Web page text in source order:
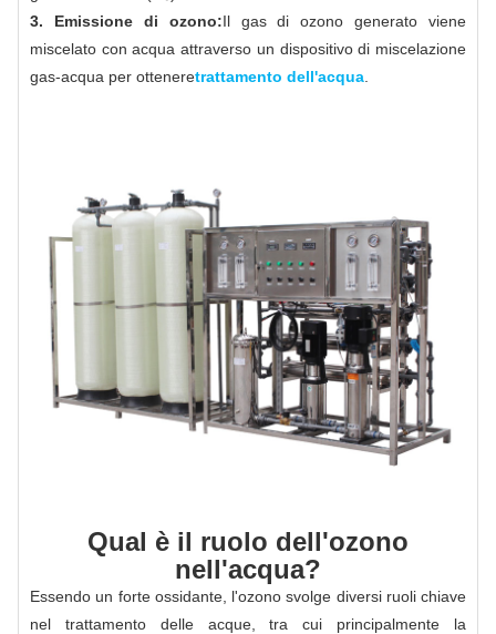
3. Emissione di ozono:Il gas di ozono generato viene
miscelato con acqua attraverso un dispositivo di miscelazione
gas-acqua per otteneretrattamento dell'acqua
Qual è il ruolo dell'ozono
nell'acqua?
Essendo un forte ossidante, l'ozono svolge diversi ruoli chiave
nel trattamento delle acque, tra cui principalmente la